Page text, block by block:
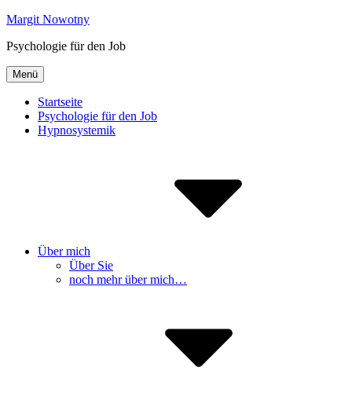
Inhalte
Margit Nowotny
Psychologie für den Job
Menü
Startseite
Psychologie für den Job
Hypnosystemik
Über mich
Über Sie
noch mehr über mich…